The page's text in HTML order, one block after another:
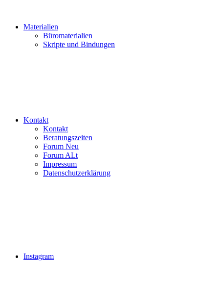
Materialien
Büromaterialien
Skripte und Bindungen
Kontakt
Kontakt
Beratungszeiten
Forum Neu
Forum ALt
Impressum
Datenschutzerklärung
Instagram